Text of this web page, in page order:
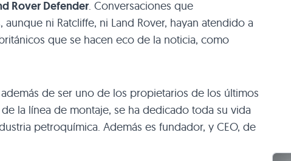
Rover Defender. Conversaciones que
ni Ratcliffe, ni Land Rover, hayan atendido a
que se hacen eco de la noticia, como
además de ser uno de los propietarios de los últimos
la línea de montaje, se ha dedicado toda su vida
petroquímica. Además es fundador, y CEO, de